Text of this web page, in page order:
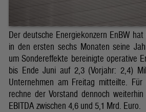
Der deutsche Energiekonzern EnBW
in den ersten sechs Monaten seine
um Sondereffekte bereinigte operative
bis Ende Juni auf 2,3 (Vorjahr: 2,4)
Unternehmen am Freitag mitteilte.
rechne der Vorstand dennoch
EBITDA zwischen 4,6 und 5,1 Mrd. Euro.